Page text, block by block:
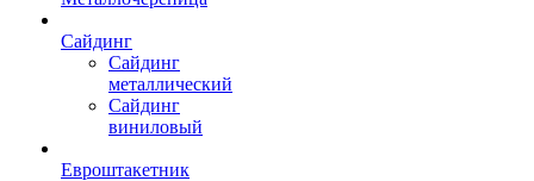
Сайдинг
Сайдинг
металлический
Сайдинг
виниловый
Евроштакетник